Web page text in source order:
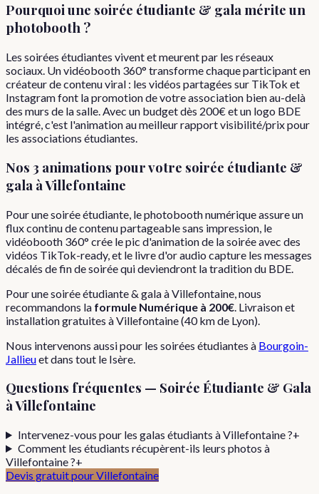
Pourquoiune soirée étudiante & gala mérite un
photobooth ?
Les soirées étudiantes vivent et meurent par les réseaux
sociaux. Un vidéobooth 360° transforme chaque participant en
créateur de contenu viral : les vidéos partagées sur TikTok et
Instagram font la promotion de votre association bien au-delà
des murs de la salle. Avec un budget dès 200€ et un logo BDE
intégré, c'est l'animation au meilleur rapport visibilité/prix pour
les associations étudiantes.
Nos 3 animations pour votre soirée étudiante &
gala àVillefontaine
Pour une soirée étudiante, le photobooth numérique assure un
flux continu de contenu partageable sans impression, le
vidéobooth 360° crée le pic d'animation de la soirée avec des
vidéos TikTok-ready, et le livre d'or audio capture les messages
décalés de fin de soirée qui deviendront la tradition du BDE.
Pourunesoirée étudiante & galaàVillefontaine , nous
recommandons la formule Numérique à 200€ . Livraison et
installation gratuites àVillefontaine(40km de Lyon).
Nous intervenons aussi pour les soirées étudiantes à Bourgoin-
Jallieuet dans tout le Isère
Questions fréquentes — Soirée Étudiante & Gala
àVillefontaine
Intervenez-vous pour les galas étudiants à Villefontaine ?+
Comment les étudiants récupèrent-ils leurs photos à
Villefontaine ?+
Devis gratuit pourVillefontaine